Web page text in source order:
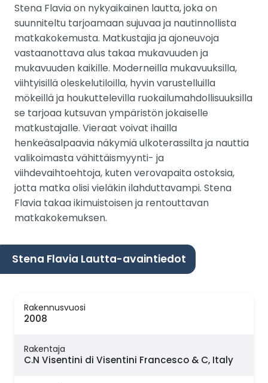
Stena Flavia on nykyaikainen lautta, joka on
suunniteltu tarjoamaan sujuvaa ja nautinnollista
matkakokemusta. Matkustajia ja ajoneuvoja
vastaanottava alus takaa mukavuuden ja
mukavuuden kaikille. Moderneilla mukavuuksilla,
viihtyisillä oleskelutiloilla, hyvin varustelluilla
mökeillä ja houkuttelevilla ruokailumahdollisuuksilla
se tarjoaa kutsuvan ympäristön jokaiselle
matkustajalle. Vieraat voivat ihailla
henkeäsalpaavia näkymiä ulkoterassilta ja nauttia
valikoimasta vähittäismyynti- ja
viihdevaihtoehtoja, kuten verovapaita ostoksia,
jotta matka olisi vieläkin ilahduttavampi. Stena
Flavia takaa ikimuistoisen ja rentouttavan
matkakokemuksen.
Stena Flavia Lautta-avaintiedot
Rakennusvuosi
2008
Rakentaja
C.N Visentini di Visentini Francesco & C, Italy